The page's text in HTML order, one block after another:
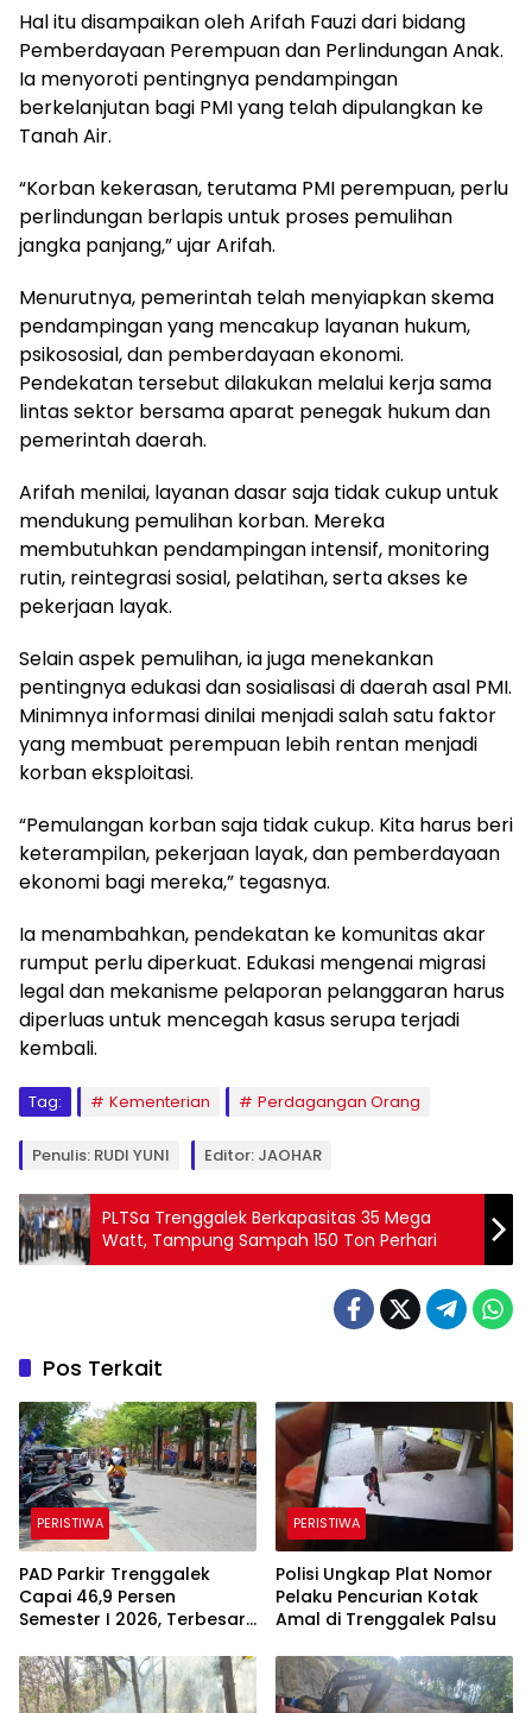
Hal itu disampaikan oleh Arifah Fauzi dari bidang
Pemberdayaan Perempuan dan Perlindungan Anak.
Ia menyoroti pentingnya pendampingan
berkelanjutan bagi PMI yang telah dipulangkan ke
Tanah Air.
“Korban kekerasan, terutama PMI perempuan, perlu
perlindungan berlapis untuk proses pemulihan
jangka panjang,” ujar Arifah.
Menurutnya, pemerintah telah menyiapkan skema
pendampingan yang mencakup layanan hukum,
psikososial, dan pemberdayaan ekonomi.
Pendekatan tersebut dilakukan melalui kerja sama
lintas sektor bersama aparat penegak hukum dan
pemerintah daerah.
Arifah menilai, layanan dasar saja tidak cukup untuk
mendukung pemulihan korban. Mereka
membutuhkan pendampingan intensif, monitoring
rutin, reintegrasi sosial, pelatihan, serta akses ke
pekerjaan layak.
Selain aspek pemulihan, ia juga menekankan
pentingnya edukasi dan sosialisasi di daerah asal PMI.
Minimnya informasi dinilai menjadi salah satu faktor
yang membuat perempuan lebih rentan menjadi
korban eksploitasi.
“Pemulangan korban saja tidak cukup. Kita harus beri
keterampilan, pekerjaan layak, dan pemberdayaan
ekonomi bagi mereka,” tegasnya.
Ia menambahkan, pendekatan ke komunitas akar
rumput perlu diperkuat. Edukasi mengenai migrasi
legal dan mekanisme pelaporan pelanggaran harus
diperluas untuk mencegah kasus serupa terjadi
kembali.
Tag: Kementerian Perdagangan Orang
Penulis: RUDI YUNI Editor: JAOHAR
PLTSa Trenggalek Berkapasitas 35 Mega
Watt, Tampung Sampah 150 Ton Perhari
Pos Terkait
PERISTIWA
PAD Parkir Trenggalek
Capai 46,9 Persen
Semester I 2026, Terbesar
PERISTIWA
Polisi Ungkap Plat Nomor
Pelaku Pencurian Kotak
Amal di Trenggalek Palsu